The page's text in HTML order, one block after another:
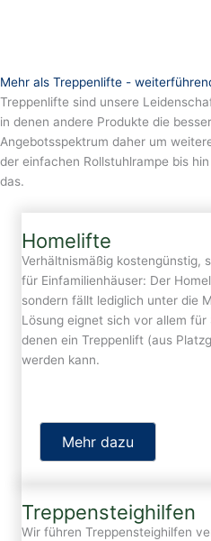
Mehr als Treppenlifte -
Treppenlifte sind unsere
in denen andere Produkte die
Angebotsspektrum daher um
der einfachen Rollstuhlrampe bis
das.
Homelifte
Verhältnismäßig kostengünstig,
für Einfamilienhäuser: Der
sondern fällt lediglich unter die
Lösung eignet sich vor allem
denen ein Treppenlift (aus
werden kann.
Mehr dazu
Treppensteighilfen
Wir führen Treppensteighilfen